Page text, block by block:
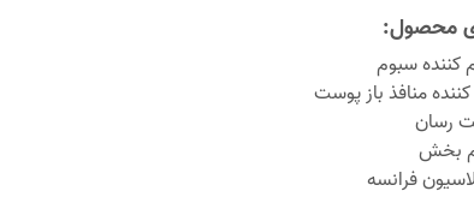
محصول:
کننده سبوم
منافذ باز پوست
رسان
بخش
فرانسه